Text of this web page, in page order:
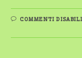
COMMENTI